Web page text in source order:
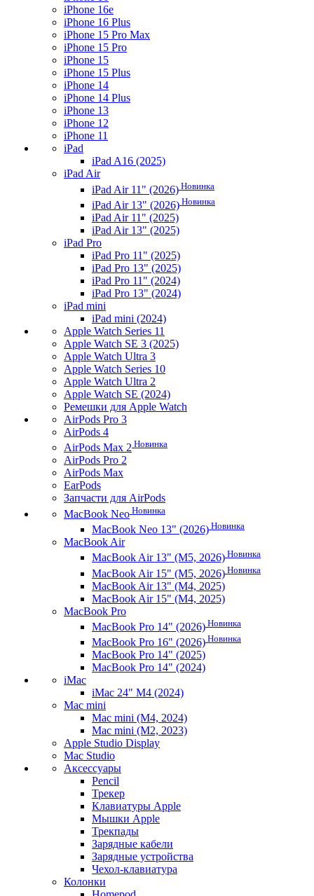
iPhone 16e
iPhone 16 Plus
iPhone 15 Pro Max
iPhone 15 Pro
iPhone 15
iPhone 15 Plus
iPhone 14
iPhone 14 Plus
iPhone 13
iPhone 12
iPhone 11
iPad
iPad A16 (2025)
iPad Air
iPad Air 11" (2026) Новинка
iPad Air 13" (2026) Новинка
iPad Air 11" (2025)
iPad Air 13" (2025)
iPad Pro
iPad Pro 11" (2025)
iPad Pro 13" (2025)
iPad Pro 11" (2024)
iPad Pro 13" (2024)
iPad mini
iPad mini (2024)
Apple Watch Series 11
Apple Watch SE 3 (2025)
Apple Watch Ultra 3
Apple Watch Series 10
Apple Watch Ultra 2
Apple Watch SE (2024)
Ремешки для Apple Watch
AirPods Pro 3
AirPods 4
AirPods Max 2 Новинка
AirPods Pro 2
AirPods Max
EarPods
Запчасти для AirPods
MacBook Neo Новинка
MacBook Neo 13" (2026) Новинка
MacBook Air
MacBook Air 13" (M5, 2026) Новинка
MacBook Air 15" (M5, 2026) Новинка
MacBook Air 13" (M4, 2025)
MacBook Air 15" (M4, 2025)
MacBook Pro
MacBook Pro 14" (2026) Новинка
MacBook Pro 16" (2026) Новинка
MacBook Pro 14" (2025)
MacBook Pro 14" (2024)
iMac
iMac 24" M4 (2024)
Mac mini
Mac mini (M4, 2024)
Mac mini (M2, 2023)
Apple Studio Display
Mac Studio
Аксессуары
Pencil
Трекер
Клавиатуры Apple
Мышки Apple
Трекпады
Зарядные кабели
Зарядные устройства
Чехол-клавиатура
Колонки